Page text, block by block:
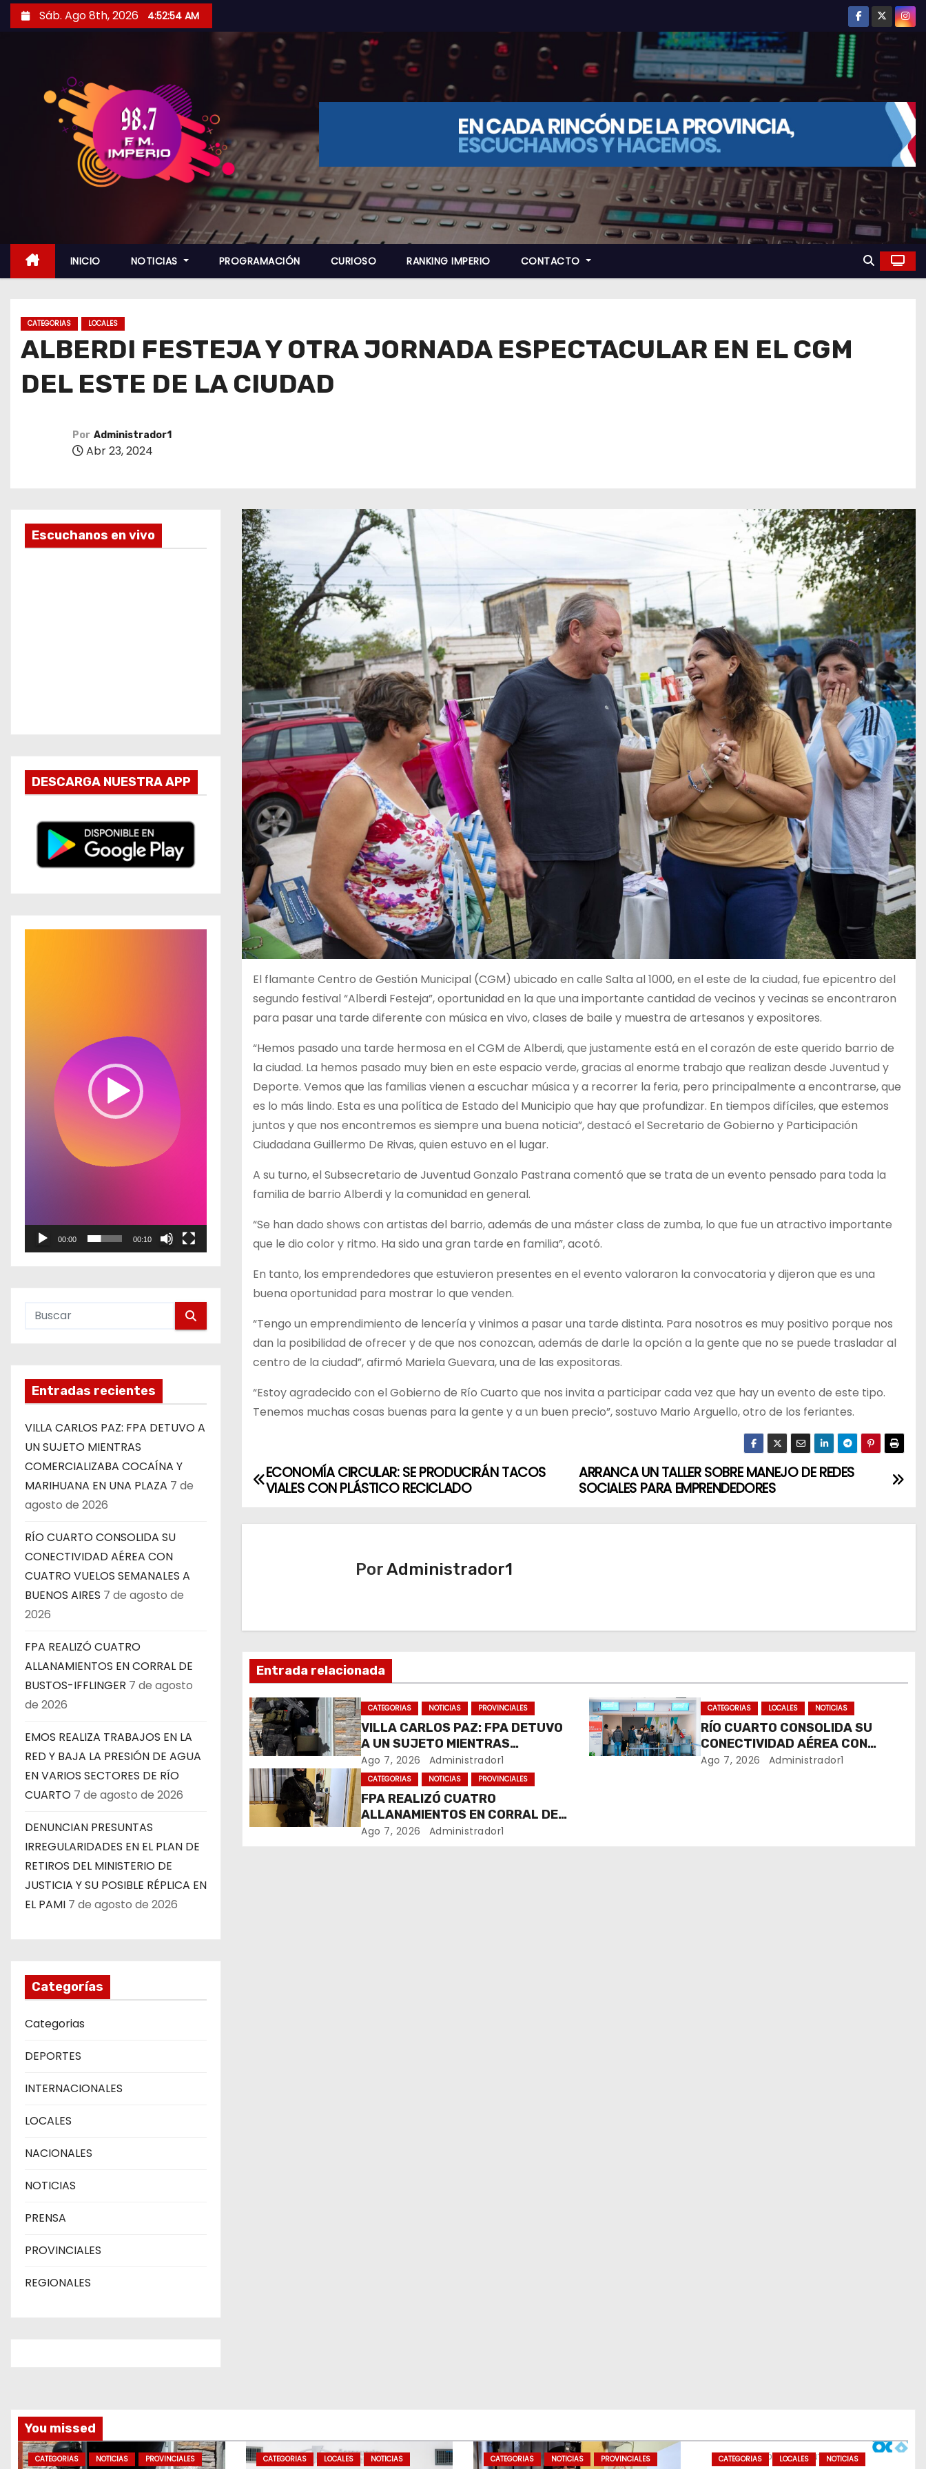
i
Sáb. Ago 8th, 2026 4:52:56 AM
INICIO NOTICIAS PROGRAMACIÓN CURIOSO RANKING IMPERIO CONTACTO
CATEGORIAS LOCALES
ALBERDI FESTEJA Y OTRA JORNADA ESPECTACULAR EN EL CGM
DEL ESTE DE LA CIUDAD
Por Administrador1
Abr 23, 2024
Escuchanos en vivo
DESCARGA NUESTRA APP
d
00:00 00:10
Entradas recientes
VILLA CARLOS PAZ: FPA DETUVO A
UN SUJETO MIENTRAS
COMERCIALIZABA COCAÍNA Y
MARIHUANA EN UNA PLAZA 7 de
agosto de 2026
RÍO CUARTO CONSOLIDA SU
CONECTIVIDAD AÉREA CON
CUATRO VUELOS SEMANALES A
BUENOS AIRES 7 de agosto de
2026
FPA REALIZÓ CUATRO
ALLANAMIENTOS EN CORRAL DE
BUSTOS-IFFLINGER 7 de agosto
de 2026
EMOS REALIZA TRABAJOS EN LA
RED Y BAJA LA PRESIÓN DE AGUA
EN VARIOS SECTORES DE RÍO
CUARTO 7 de agosto de 2026
DENUNCIAN PRESUNTAS
IRREGULARIDADES EN EL PLAN DE
RETIROS DEL MINISTERIO DE
JUSTICIA Y SU POSIBLE RÉPLICA EN
EL PAMI 7 de agosto de 2026
Categorías
Categorias
DEPORTES
INTERNACIONALES
LOCALES
NACIONALES
NOTICIAS
PRENSA
PROVINCIALES
REGIONALES
El flamante Centro de Gestión Municipal (CGM) ubicado en calle Salta al 1000, en el este de la ciudad, fue epicentro del
segundo festival “Alberdi Festeja”, oportunidad en la que una importante cantidad de vecinos y vecinas se encontraron
para pasar una tarde diferente con música en vivo, clases de baile y muestra de artesanos y expositores.
“Hemos pasado una tarde hermosa en el CGM de Alberdi, que justamente está en el corazón de este querido barrio de
la ciudad. La hemos pasado muy bien en este espacio verde, gracias al enorme trabajo que realizan desde Juventud y
Deporte. Vemos que las familias vienen a escuchar música y a recorrer la feria, pero principalmente a encontrarse, que
es lo más lindo. Esta es una política de Estado del Municipio que hay que profundizar. En tiempos difíciles, que estemos
juntos y que nos encontremos es siempre una buena noticia”, destacó el Secretario de Gobierno y Participación
Ciudadana Guillermo De Rivas, quien estuvo en el lugar.
A su turno, el Subsecretario de Juventud Gonzalo Pastrana comentó que se trata de un evento pensado para toda la
familia de barrio Alberdi y la comunidad en general.
“Se han dado shows con artistas del barrio, además de una máster class de zumba, lo que fue un atractivo importante
que le dio color y ritmo. Ha sido una gran tarde en familia”, acotó.
En tanto, los emprendedores que estuvieron presentes en el evento valoraron la convocatoria y dijeron que es una
buena oportunidad para mostrar lo que venden.
“Tengo un emprendimiento de lencería y vinimos a pasar una tarde distinta. Para nosotros es muy positivo porque nos
dan la posibilidad de ofrecer y de que nos conozcan, además de darle la opción a la gente que no se puede trasladar al
centro de la ciudad”, afirmó Mariela Guevara, una de las expositoras.
“Estoy agradecido con el Gobierno de Río Cuarto que nos invita a participar cada vez que hay un evento de este tipo.
Tenemos muchas cosas buenas para la gente y a un buen precio”, sostuvo Mario Arguello, otro de los feriantes.
N
i
ó
n
d
e
e
ARRANCA UN TALLER SOBRE MANEJO DE REDES
SOCIALES PARA EMPRENDEDORES
ECONOMÍA CIRCULAR: SE PRODUCIRÁN TACOS
VIALES CON PLÁSTICO RECICLADO
PorAdministrador1
Entrada relacionada
CATEGORIAS NOTICIAS PROVINCIALES
VILLA CARLOS PAZ: FPA DETUVO
A UN SUJETO MIENTRAS
COMERCIALIZABA COCAÍNA Y
MARIHUANA EN UNA PLAZA
Ago 7, 2026 Administrador1
CATEGORIAS LOCALES NOTICIAS
RÍO CUARTO CONSOLIDA SU
CONECTIVIDAD AÉREA CON
CUATRO VUELOS SEMANALES A
Ago 7, 2026 Administrador1
CATEGORIAS NOTICIAS PROVINCIALES
FPA REALIZÓ CUATRO
ALLANAMIENTOS EN CORRAL DE
BUSTOS-IFFLINGER
Ago 7, 2026 Administrador1
You missed
CATEGORIAS NOTICIAS PROVINCIALES CATEGORIAS LOCALES NOTICIAS CATEGORIAS NOTICIAS PROVINCIALES CATEGORIAS LOCALES NOTICIAS